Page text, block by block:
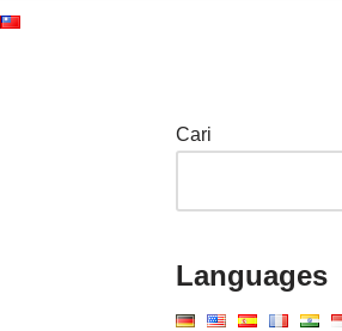
Cari
Languages